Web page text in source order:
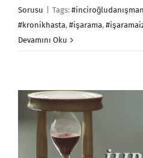
Sorusu
Tags:
#kronikhasta, #işarama,
Devamını Oku